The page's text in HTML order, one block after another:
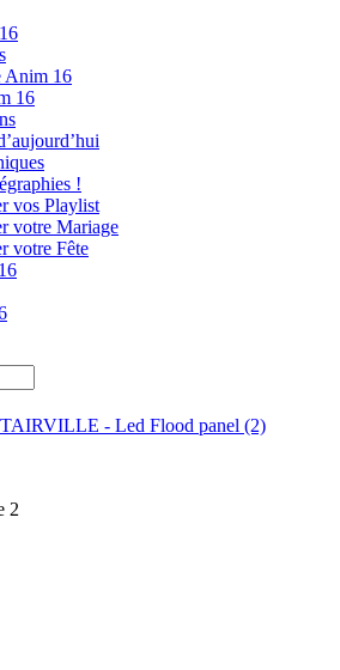
Anim 16
16
!
vos Playlist
votre Mariage
votre Fête
- Led Flood panel (2)
2